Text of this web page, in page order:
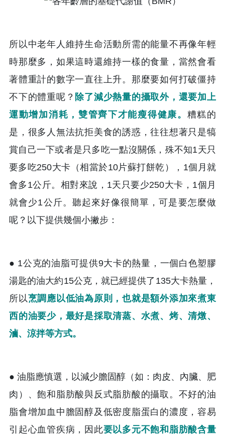
所以中老年人維持生命活動所需的能量不再像年輕
時那麼多，如果這時還維持一樣的食量，當然會看
著體重計的數字一直往上升。那麼要如何打破僵持
不下的體重呢？ 除了減少熱量的攝取外，還要加上
運動增加消耗，雙管齊下才能瘦得健康。 糟糕的
是，很多人無法抗拒美食的誘惑，往往想著只是犒
賞自己一下或者是只多吃一點沒關係，殊不知1天只
要多吃250大卡（相當於10片蘇打餅乾），1個月就
會多1公斤。相對來說，1天只要少250大卡，1個月
就會少1公斤。聽起來好像很簡單，可是要怎麼做
呢？以下提供幾個小撇步：
● 1公克的油脂可提供9大卡的熱量，一個白色塑膠
湯匙的油大約15公克，就已經提供了135大卡熱量，
所以烹調應以低油為原則，也就是額外添加來煮東
西的油要少，最好是採取清蒸、水煮、烤、清燉、
滷、涼拌等方式。
● 油脂應慎選，以減少膽固醇（如：肉皮、內臟、肥
肉）、飽和脂肪酸與反式脂肪酸的攝取。不好的油
脂會增加血中膽固醇及低密度脂蛋白的濃度，容易
引起心血管疾病，因此要以多元不飽和脂肪酸含量